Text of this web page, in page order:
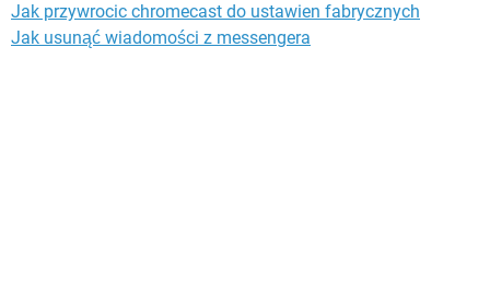
Jak przywrocic chromecast do ustawien fabrycznych
Jak usunąć wiadomości z messengera